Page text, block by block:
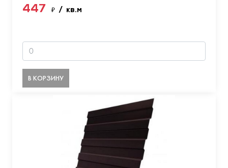
447 ₽ / кв.м
В КОРЗИНУ